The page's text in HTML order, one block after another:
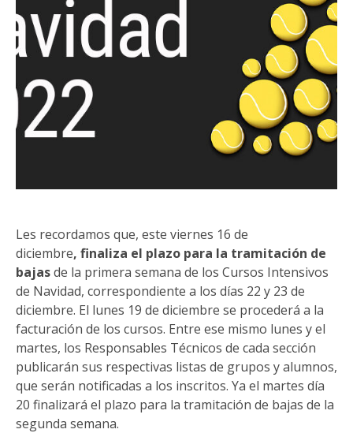
Les recordamos que, este viernes 16 de
diciembre, finaliza el plazo para la tramitación de
bajasde la primera semana de los Cursos Intensivos
de Navidad, correspondiente a los días 22 y 23 de
diciembre. El lunes 19 de diciembre se procederá a la
facturación de los cursos. Entre ese mismo lunes y el
martes, los Responsables Técnicos de cada sección
publicarán sus respectivas listas de grupos y alumnos,
que serán notificadas a los inscritos. Ya el martes día
20 finalizará el plazo para la tramitación de bajas de la
segunda semana.